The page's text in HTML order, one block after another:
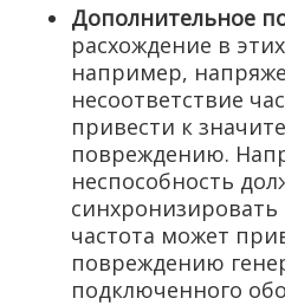
Дополнительное
расхождение в
например,
несоответствие
привести к
повреждению.
неспособность
частота может
повреждению
подключенного